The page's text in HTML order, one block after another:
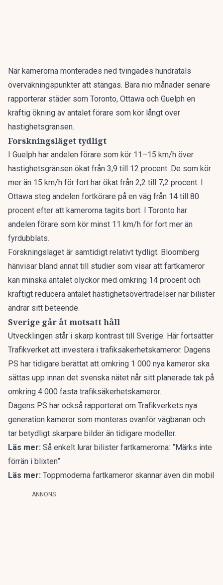
När kamerorna monterades ned tvingades hundratals
övervakningspunkter att stängas. Bara nio månader senare
rapporterar städer som Toronto, Ottawa och Guelph en
kraftig ökning av antalet förare som kör långt över
hastighetsgränsen.
Forskningsläget tydligt
I Guelph har andelen förare som kör 11–15 km/h över
hastighetsgränsen ökat från 3,9 till 12 procent. De som kör
mer än 15 km/h för fort har ökat från 2,2 till 7,2 procent. I
Ottawa steg andelen fortkörare på en väg från 14 till 80
procent efter att kamerorna tagits bort. I Toronto har
andelen förare som kör minst 11 km/h för fort mer än
fyrdubblats.
Forskningsläget är samtidigt relativt tydligt. Bloomberg
hänvisar bland annat till studier som visar att fartkameror
kan minska antalet olyckor med omkring 14 procent och
kraftigt reducera antalet hastighetsöverträdelser när bilister
ändrar sitt beteende.
Sverige går åt motsatt håll
Utvecklingen står i skarp kontrast till Sverige. Här fortsätter
Trafikverket att investera i trafiksäkerhetskameror. Dagens
PS har tidigare berättat att omkring 1 000 nya kameror ska
sättas upp innan det svenska nätet når sitt planerade tak på
omkring 4 000 fasta trafiksäkerhetskameror.
Dagens PS har också rapporterat om Trafikverkets nya
generation kameror som monteras ovanför vägbanan och
tar betydligt skarpare bilder än tidigare modeller.
Läs mer: Så enkelt lurar bilister fartkamerorna: ”Märks inte
förrän i blixten”
Läs mer: Toppmoderna fartkameror skannar även din mobil
ANNONS